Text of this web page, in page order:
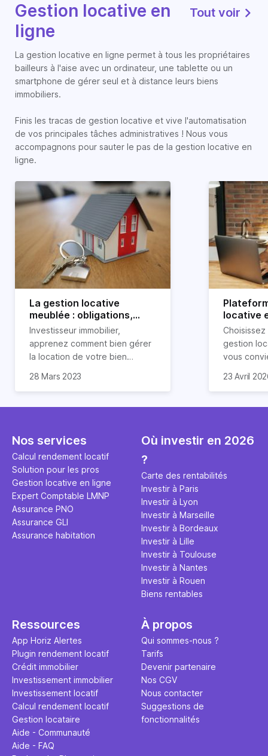
Gestion locative en
ligne
Tout voir
La gestion locative en ligne permet à tous les propriétaires
bailleurs à l'aise avec un ordinateur, une tablette ou un
smartphone de gérer seul et à distance leurs biens
immobiliers.
Finis les tracas de gestion locative et vive l'automatisation
de vos principales tâches administratives ! Nous vous
accompagnons pour sauter le pas de la gestion locative en
ligne.
La gestion locative
meublée : obligations,
avantages et
inconvénients
Investisseur immobilier,
apprenez comment bien gérer
la location de votre bien
quelles sont vos obligations en
avantages et inconvénients
28 Mars 2023
locative
pourquoi
gestion
vous
23 Avril
Nos services
Calcul rendement locatif
Solution pour les pros
Gestion locative en ligne
Expert Comptable LMNP
Assurance PNO
Assurance GLI
Assurance habitation
Où investir en 2026
?
Carte des rentabilités
Investir à Paris
Investir à Lyon
Investir à Marseille
Investir à Bordeaux
Investir à Lille
Investir à Toulouse
Investir à Nantes
Investir à Rouen
Biens rentables
Ressources
App Horiz Alertes
Plugin rendement locatif
Crédit immobilier
Investissement immobilier
Investissement locatif
Calcul rendement locatif
Gestion locataire
Aide - Communauté
Aide - FAQ
À propos
Qui sommes-nous ?
Tarifs
Devenir partenaire
Nos CGV
Nous contacter
Suggestions de
fonctionnalités